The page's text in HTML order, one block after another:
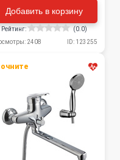
Добавить в корзину
Рейтинг:
(0.0)
2408
ID: 123255